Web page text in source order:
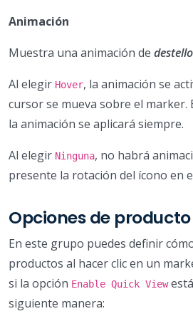
Animación
Muestra una animación de destello
Al elegir Hover, la animación se
cursor se mueva sobre el marker.
la animación se aplicará siempre.
Al elegir Ninguna, no habrá
presente la rotación del ícono en
Opciones de producto
En este grupo puedes definir
productos al hacer clic en un
si la opción Enable Quick View
siguiente manera: